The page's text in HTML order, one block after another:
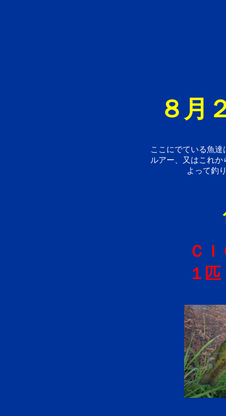
８月
ここにでている魚
ルアー、又はこれ
よって釣
Ｃ
１